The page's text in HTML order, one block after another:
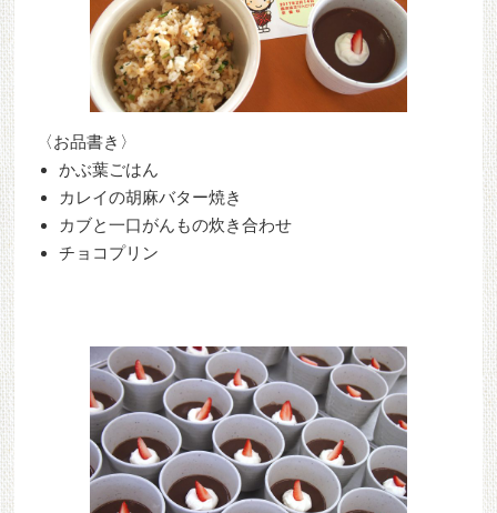
〈お品書き〉
かぶ葉ごはん
カレイの胡麻バター焼き
カブと一口がんもの炊き合わせ
チョコプリン